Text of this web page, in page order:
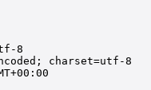
8
charset=utf-8